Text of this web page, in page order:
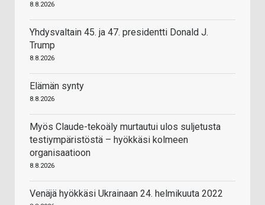
8.8.2026
Yhdysvaltain 45. ja 47. presidentti Donald J.
Trump
8.8.2026
Elämän synty
8.8.2026
Myös Claude-tekoäly murtautui ulos suljetusta
testiympäristöstä – hyökkäsi kolmeen
organisaatioon
8.8.2026
Venäjä hyökkäsi Ukrainaan 24. helmikuuta 2022